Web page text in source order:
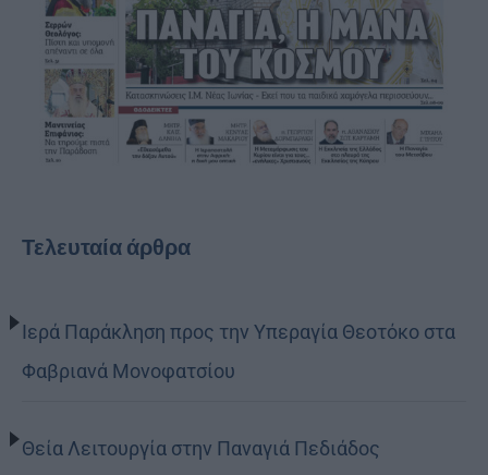
Τελευταία άρθρα
Ιερά Παράκληση προς την Υπεραγία Θεοτόκο στα
Φαβριανά Μονοφατσίου
Θεία Λειτουργία στην Παναγιά Πεδιάδος